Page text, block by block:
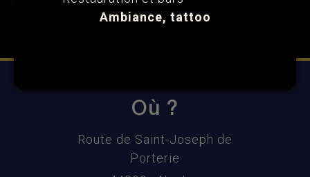
Où ?
Route de Saint-Joseph de
Porterie
Ambiance, tattoo